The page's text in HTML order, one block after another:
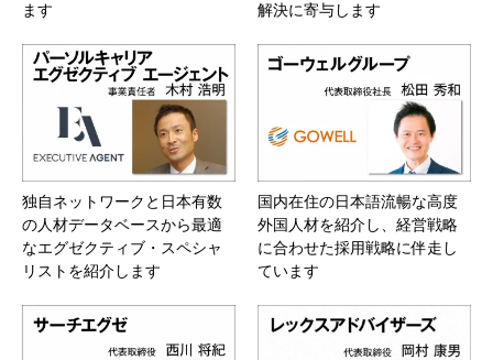
ます
解決に寄与します
独自ネットワークと日本有数
の人材データベースから最適
なエグゼクティブ・スペシャ
リストを紹介します
国内在住の日本語流暢な高度
外国人材を紹介し、経営戦略
に合わせた採用戦略に伴走し
ています